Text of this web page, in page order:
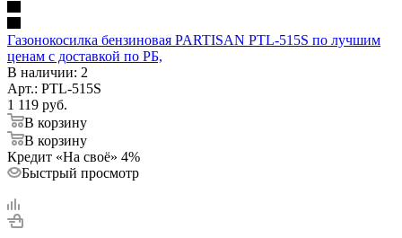
Газонокосилка бензиновая PARTISAN PTL-515S по лучшим
ценам с доставкой по РБ,
В наличии: 2
Арт.: PTL-515S
1 119 руб.
В корзину
В корзину
Кредит «На своё» 4%
Быстрый просмотр